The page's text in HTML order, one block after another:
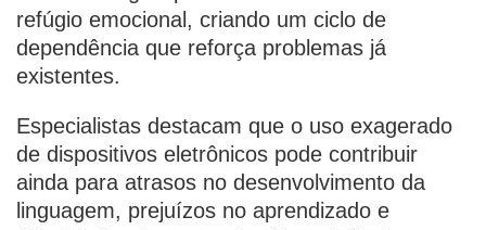
refúgio emocional, criando um ciclo de
dependência que reforça problemas já
existentes.
Especialistas destacam que o uso exagerado
de dispositivos eletrônicos pode contribuir
ainda para atrasos no desenvolvimento da
linguagem, prejuízos no aprendizado e